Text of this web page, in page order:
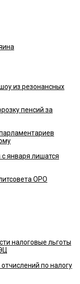
из резонансных
пенсий за
января лишатся
ОРО
налоговые льготы
по налогу